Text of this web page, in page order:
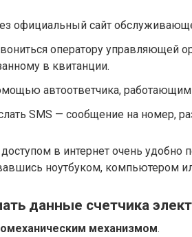
официальный сайт
оператору управляющей
в квитанции.
автоответчика, работающим
SMS — сообщение на номер,
в интернет очень удобно
ноутбуком, компьютером
данные счетчика
механизмом.